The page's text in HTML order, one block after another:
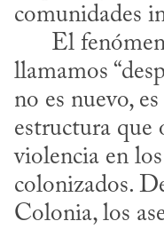
comunidades
llamamos
no es nuevo,
estructura que
violencia en
colonizados.
Colonia, los